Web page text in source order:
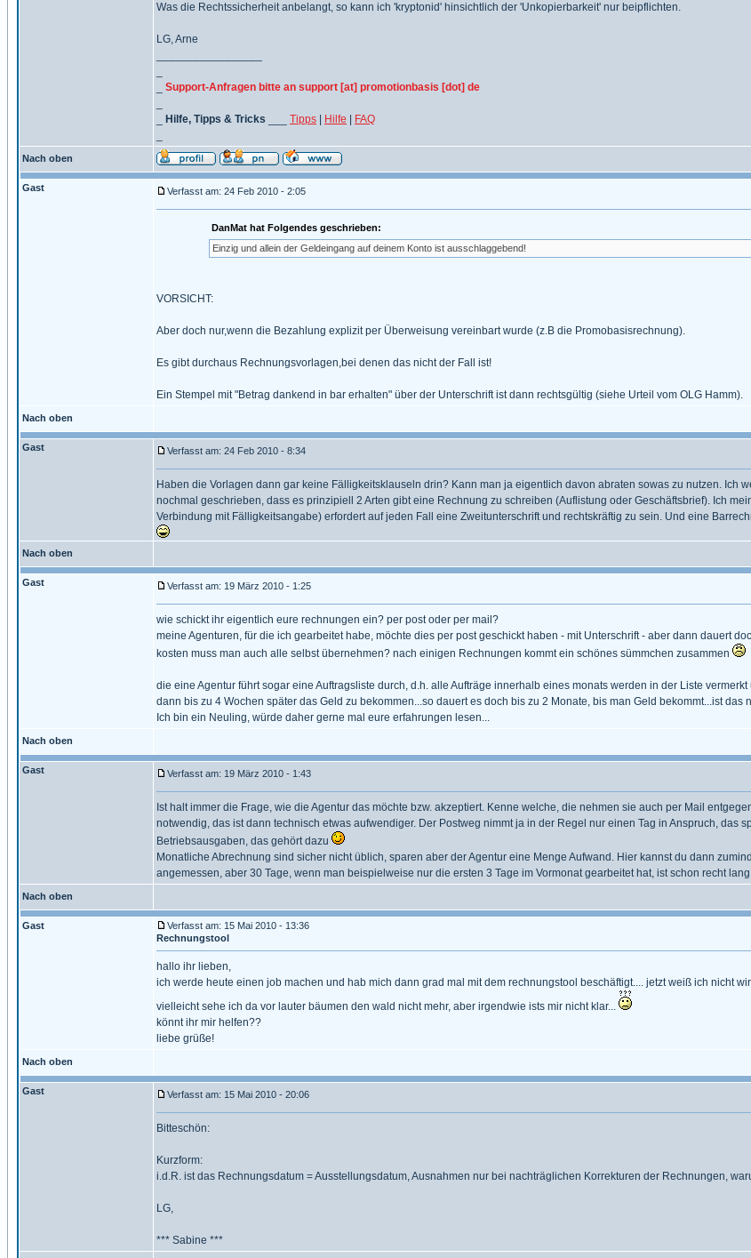
Was die Rechtssicherheit anbelangt, so kann ich 'kryptonid' hinsichtlich der 'Unkopierbarkeit' nur beipflichten.
LG, Arne
Support-Anfragen bitte an support [at] promotionbasis [dot] de
Hilfe, Tipps & Tricks Tipps Hilfe
FAQ
Nach oben
Gast Verfasst am: 24 Feb 2010 - 2:05
DanMat hat Folgendes geschrieben:
Einzig und allein der Geldeingang auf deinem Konto ist ausschlaggebend!
VORSICHT:
Aber doch nur,wenn die Bezahlung explizit per Überweisung vereinbart wurde (z.B die Promobasisrechnung).
Es gibt durchaus Rechnungsvorlagen,bei denen das nicht der Fall ist!
Ein Stempel mit "Betrag dankend in bar erhalten" über der Unterschrift ist dann rechtsgültig (siehe Urteil vom OLG Hamm).
Nach oben
Gast Verfasst am: 24 Feb 2010 - 8:34
Haben die Vorlagen dann gar keine Fälligkeitsklauseln drin? Kann man ja eigentlich davon abraten sowas zu nutzen. Ich
nochmal geschrieben, dass es prinzipiell 2 Arten gibt eine Rechnung zu schreiben (Auflistung oder Geschäftsbrief). Ich
Verbindung mit Fälligkeitsangabe) erfordert auf jeden Fall eine Zweitunterschrift und rechtskräftig zu sein. Und eine
Nach oben
Gast Verfasst am: 19 März 2010 - 1:25
wie schickt ihr eigentlich eure rechnungen ein? per post oder per mail?
meine Agenturen, für die ich gearbeitet habe, möchte dies per post geschickt haben - mit Unterschrift - aber dann dauert
kosten muss man auch alle selbst übernehmen? nach einigen Rechnungen kommt ein schönes sümmchen zusammen
die eine Agentur führt sogar eine Auftragsliste durch, d.h. alle Aufträge innerhalb eines monats werden in der Liste
dann bis zu 4 Wochen später das Geld zu bekommen...so dauert es doch bis zu 2 Monate, bis man Geld bekommt...ist das
Ich bin ein Neuling, würde daher gerne mal eure erfahrungen lesen...
Nach oben
Gast Verfasst am: 19 März 2010 - 1:43
Ist halt immer die Frage, wie die Agentur das möchte bzw. akzeptiert. Kenne welche, die nehmen sie auch per Mail
notwendig, das ist dann technisch etwas aufwendiger. Der Postweg nimmt ja in der Regel nur einen Tag in Anspruch,
Betriebsausgaben, das gehört dazu
Monatliche Abrechnung sind sicher nicht üblich, sparen aber der Agentur eine Menge Aufwand. Hier kannst du dann
angemessen, aber 30 Tage, wenn man beispielweise nur die ersten 3 Tage im Vormonat gearbeitet hat, ist schon recht
Nach oben
Gast
Verfasst am: 15 Mai 2010 - 13:36
Rechnungstool
hallo ihr lieben,
ich werde heute einen job machen und hab mich dann grad mal mit dem rechnungstool beschäftigt.... jetzt weiß ich nicht
vielleicht sehe ich da vor lauter bäumen den wald nicht mehr, aber irgendwie ists mir nicht klar...
könnt ihr mir helfen??
liebe grüße!
Nach oben
Gast Verfasst am: 15 Mai 2010 - 20:06
Bitteschön:
Kurzform:
i.d.R. ist das Rechnungsdatum = Ausstellungsdatum, Ausnahmen nur bei nachträglichen Korrekturen der Rechnungen,
LG,
*** Sabine ***